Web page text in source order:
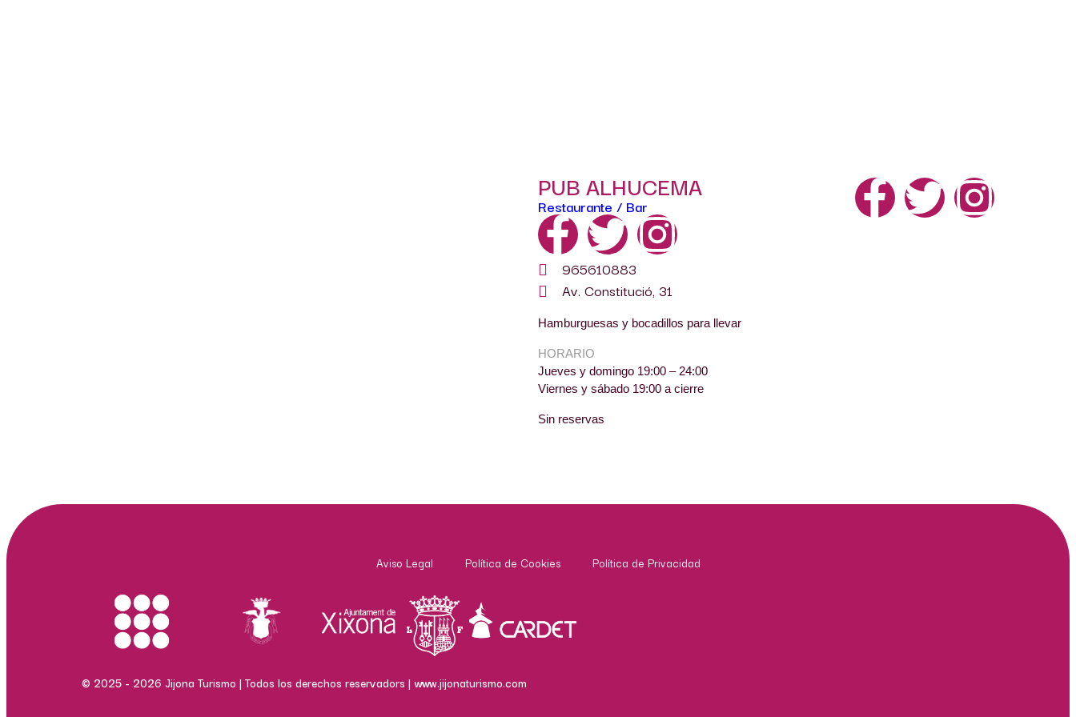
PUB ALHUCEMA
Restaurante / Bar
965610883
Av. Constitució, 31
Hamburguesas y bocadillos para llevar
HORARIO
Jueves y domingo 19:00 – 24:00
Viernes y sábado 19:00 a cierre
Sin reservas
Aviso Legal Política de Cookies Política de Privacidad
© 2025 - 2026 Jijona Turismo | Todos los derechos reservadors | www.jijonaturismo.com